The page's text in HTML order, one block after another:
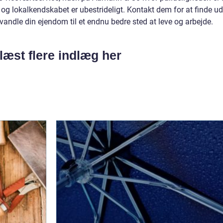
lokalkendskabet er ubestrideligt. Kontakt dem for at finde ud
din ejendom til et endnu bedre sted at leve og arbejde.
flere indlæg her